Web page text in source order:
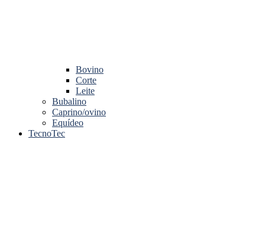
Bovino
Corte
Leite
Bubalino
Caprino/ovino
Equídeo
TecnoTec